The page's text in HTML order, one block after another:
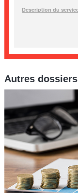
Autres dossiers